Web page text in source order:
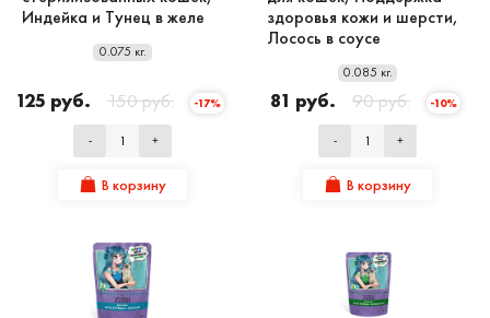
Индейка и Тунец в желе
0.075 кг.
125 руб. 150 руб. -17%
- +
В корзину
здоровья кожи и шерсти,
Лосось в соусе
0.085 кг.
81 руб. 90 руб. -10%
- +
В корзину